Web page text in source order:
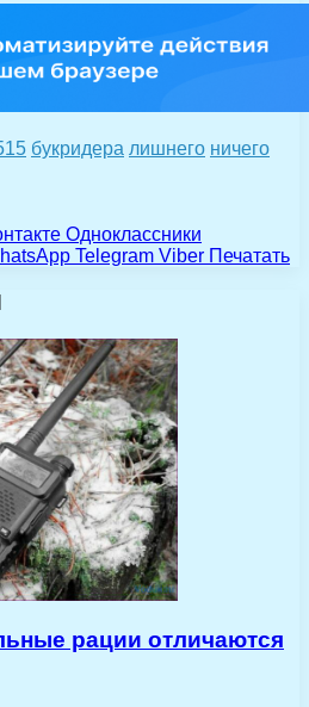
букридера лишнего ничего
Одноклассники
Telegram Viber Печатать
рации отличаются